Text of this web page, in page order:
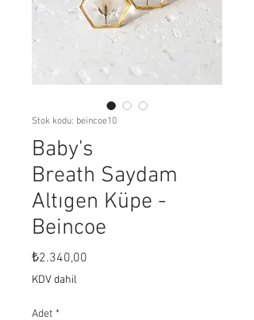
Stok kodu: beincoe10
Baby's
Breath Saydam
Altıgen Küpe -
Beincoe
₺2.340,00
KDV dahil
Adet *